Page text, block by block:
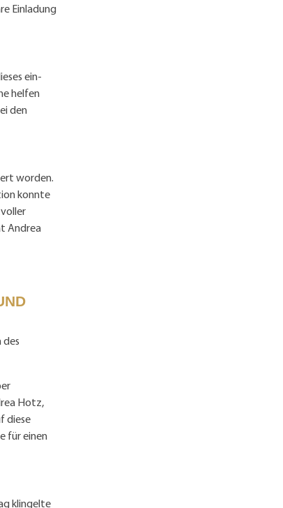
Einladung
ein­
helfen
den
worden.
konnte
Andrea
des
Hotz,
diese
für einen
klingelte